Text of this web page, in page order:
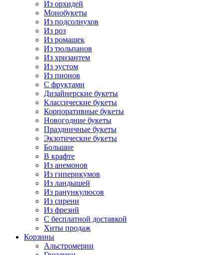
Из орхидей
Монобукеты
Из подсолнухов
Из роз
Из ромашек
Из тюльпанов
Из хризантем
Из эустом
Из пионов
С фруктами
Дизайнерские букеты
Классические букеты
Корпоративные букеты
Новогодние букеты
Праздничные букеты
Экзотические букеты
Большие
В крафте
Из анемонов
Из гиперикумов
Из ландышей
Из ранункулюсов
Из сирени
Из фрезий
С бесплатной доставкой
Хиты продаж
Корзины
Альстромерии